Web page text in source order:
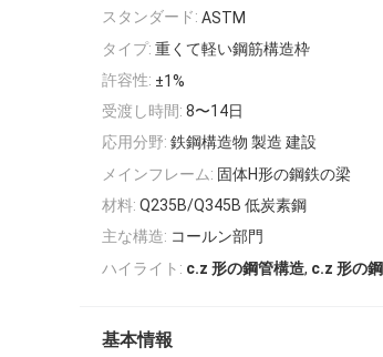
スタンダード: ASTM
タイプ: 重くて軽い鋼筋構造枠
許容性: ±1%
受渡し時間: 8〜14日
応用分野: 鉄鋼構造物 製造 建設
メインフレーム: 固体H形の鋼鉄の梁
材料: Q235B/Q345B 低炭素鋼
主な構造: コールン部門
ハイライト: c.z 形の鋼管構造, c.z 形の
基本情報